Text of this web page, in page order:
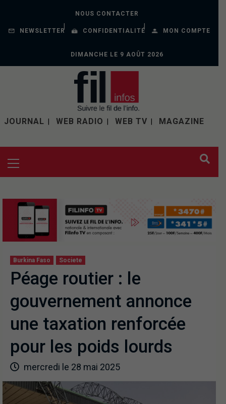
NOUS CONTACTER
NEWSLETTER CONFIDENTIALITÉ MON COMPTE
DIMANCHE LE 9 AOÛT 2026
JOURNAL WEB RADIO WEB TV MAGAZINE
Burkina Faso Societe
Péage routier : le
gouvernement annonce
une taxation renforcée
pour les poids lourds
mercredi le 28 mai 2025